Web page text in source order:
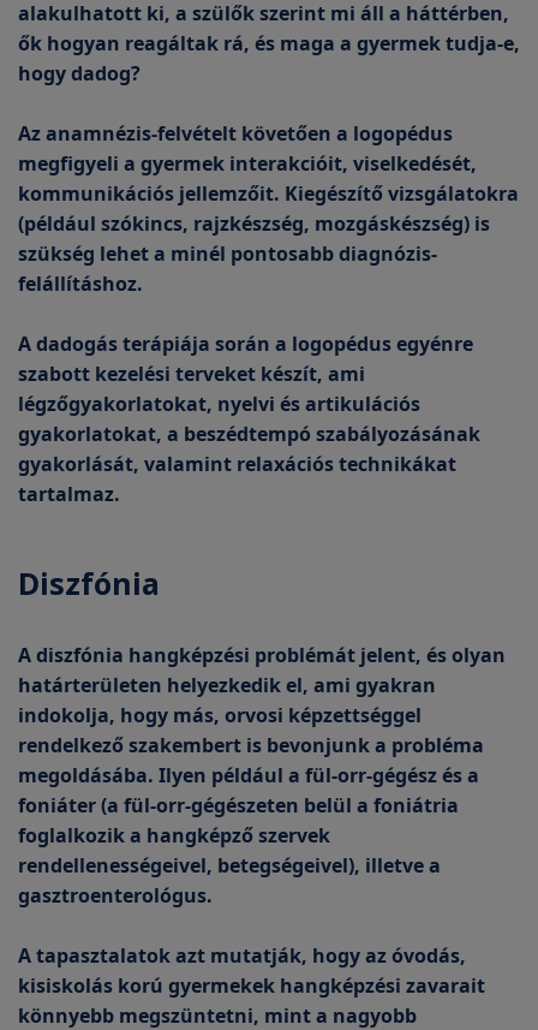
alakulhatott ki, a szülők szerint mi áll a háttérben,
ők hogyan reagáltak rá, és maga a gyermek tudja-e,
hogy dadog?
Az anamnézis-felvételt követően a logopédus
megfigyeli a gyermek interakcióit, viselkedését,
kommunikációs jellemzőit. Kiegészítő vizsgálatokra
(például szókincs, rajzkészség, mozgáskészség) is
szükség lehet a minél pontosabb diagnózis-
felállításhoz.
A dadogás terápiája során a logopédus egyénre
szabott kezelési terveket készít, ami
légzőgyakorlatokat, nyelvi és artikulációs
gyakorlatokat, a beszédtempó szabályozásának
gyakorlását, valamint relaxációs technikákat
tartalmaz.
Diszfónia
A diszfónia hangképzési problémát jelent, és olyan
határterületen helyezkedik el, ami gyakran
indokolja, hogy más, orvosi képzettséggel
rendelkező szakembert is bevonjunk a probléma
megoldásába. Ilyen például a fül-orr-gégész és a
foniáter (a fül-orr-gégészeten belül a foniátria
foglalkozik a hangképző szervek
rendellenességeivel, betegségeivel), illetve a
gasztroenterológus.
A tapasztalatok azt mutatják, hogy az óvodás,
kisiskolás korú gyermekek hangképzési zavarait
könnyebb megszüntetni, mint a nagyobb